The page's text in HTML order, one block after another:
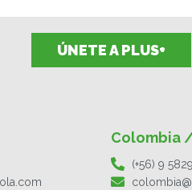
ÚNETE A PLUS+
Colombia
(+56) 9